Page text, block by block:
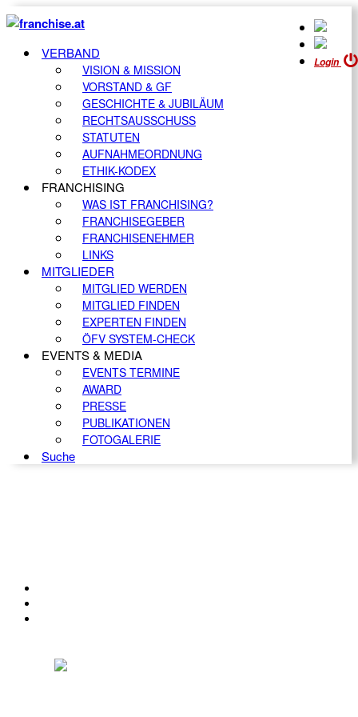
Login
VERBAND
VISION & MISSION
VORSTAND & GF
GESCHICHTE & JUBILÄUM
RECHTSAUSSCHUSS
STATUTEN
AUFNAHMEORDNUNG
ETHIK-KODEX
FRANCHISING
WAS IST FRANCHISING?
FRANCHISEGEBER
FRANCHISENEHMER
LINKS
MITGLIEDER
MITGLIED WERDEN
MITGLIED FINDEN
EXPERTEN FINDEN
ÖFV SYSTEM-CHECK
EVENTS & MEDIA
EVENTS TERMINE
AWARD
PRESSE
PUBLIKATIONEN
FOTOGALERIE
Suche